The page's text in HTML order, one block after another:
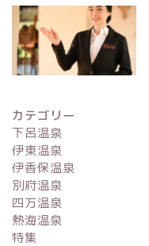
カテゴリー
下呂温泉
伊東温泉
伊香保温泉
別府温泉
四万温泉
熱海温泉
特集